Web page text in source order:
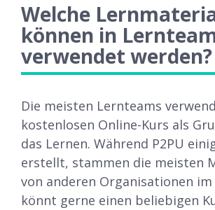
Welche
können in
verwendet werden?
Die meisten Lernteams
kostenlosen Online-Kurs als
das Lernen. Während P2PU
erstellt, stammen die meisten
von anderen Organisationen
könnt gerne einen beliebigen